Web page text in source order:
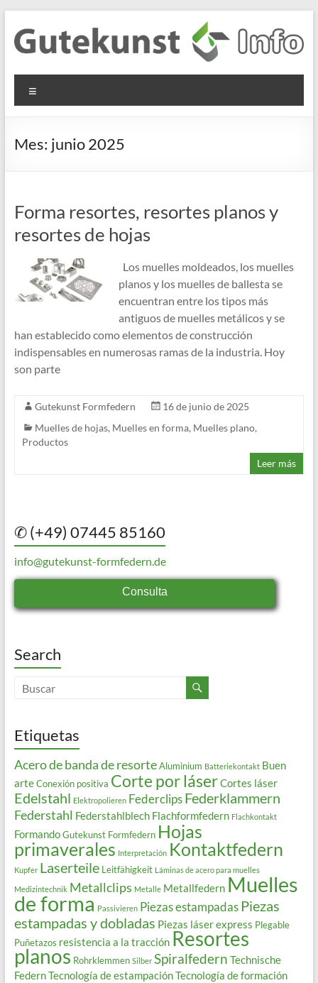
contenido
Gutekunst
Formfedern
GmbH
Informationen
Flachmaterial
Mes: junio 2025
Forma resortes, resortes planos y
resortes de hojas
Los muelles moldeados, los muelles
planos y los muelles de ballesta se
encuentran entre los tipos más
antiguos de muelles metálicos y se
han establecido como elementos de construcción
indispensables en numerosas ramas de la industria. Hoy
son parte
Gutekunst Formfedern
16 de junio de 2025
Muelles de hojas, Muelles en forma, Muelles plano,
Productos
Leer más
✆ (+49) 07445 85160
info@gutekunst-formfedern.de
Consulta
Search
Etiquetas
Acero de banda de resorte Aluminium Batteriekontakt Buen
arte Conexión positiva Corte por láserCortes láser
Edelstahl Elektropolieren Federclips Federklammern
Federstahl Federstahlblech Flachformfedern Flachkontakt
Formando Gutekunst Formfedern Hojas
primaverales Interpretación Kontaktfedern
Kupfer Laserteile Leitfähigkeit Láminas de acero para muelles
Medizintechnik Metallclips Metalle Metallfedern Muelles
de forma Passivieren Piezas estampadas Piezas
estampadas y dobladas Piezas láser express Plegable
Puñetazos resistencia a la tracción Resortes
planos Rohrklemmen Silber Spiralfedern Technische
FedernTecnología de estampaciónTecnología de formación